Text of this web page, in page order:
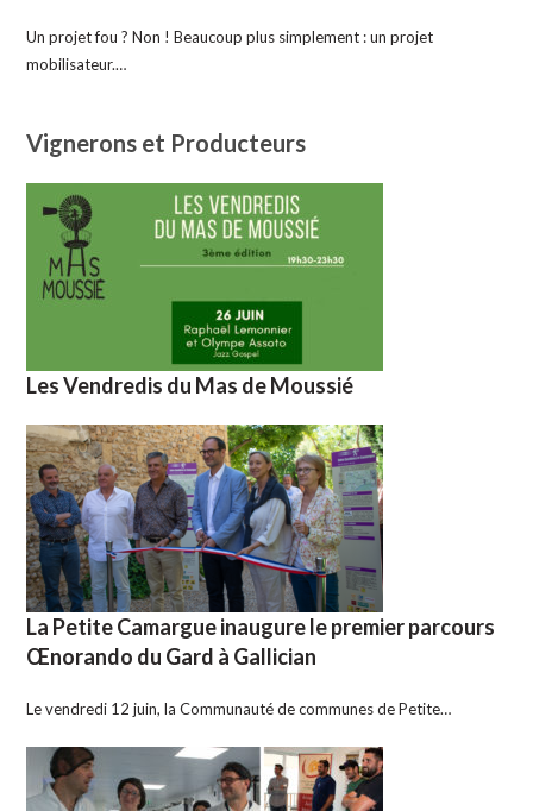
Un projet fou ? Non ! Beaucoup plus simplement : un projet
mobilisateur.…
Vignerons et Producteurs
Les Vendredis du Mas de Moussié
La Petite Camargue inaugure le premier parcours
Œnorando du Gard à Gallician
Le vendredi 12 juin, la Communauté de communes de Petite…